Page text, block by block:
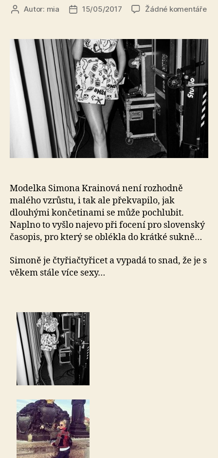
AutorAutor: mia
Datum
15/05/2017 Žádné komentářeu
se
Modelka Simona Krainová není rozhodně
malého vzrůstu, i tak ale překvapilo, jak
dlouhými končetinami se může pochlubit.
Naplno to vyšlo najevo při focení pro slovenský
časopis, pro který se oblékla do krátké sukně…
Simoně je čtyřiačtyřicet a vypadá to snad, že je s
věkem stále více sexy…